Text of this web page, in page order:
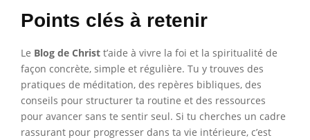
Points clés à retenir
Le Blog de Christ t’aide à vivre la foi et la spiritualité de
façon concrète, simple et régulière. Tu y trouves des
pratiques de méditation, des repères bibliques, des
conseils pour structurer ta routine et des ressources
pour avancer sans te sentir seul. Si tu cherches un cadre
rassurant pour progresser dans ta vie intérieure, c’est